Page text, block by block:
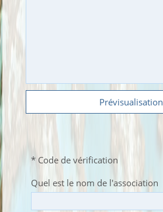
Prévisualisation
* Code de vérification
Quel est le nom de l'association